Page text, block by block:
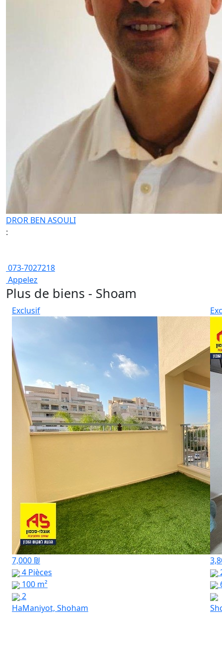
DROR BEN ASOULI
:
073-7027218
Appelez
Plus de biens - Shoam
Exclusif
7,000 ₪
4 Pièces
100 m²
2
HaManiyot, Shoham